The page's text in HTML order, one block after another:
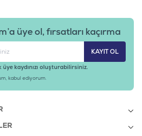
üye ol, fırsatları kaçırma
KAYIT OL
kaydınızı oluşturabilirsiniz.
kabul ediyorum.